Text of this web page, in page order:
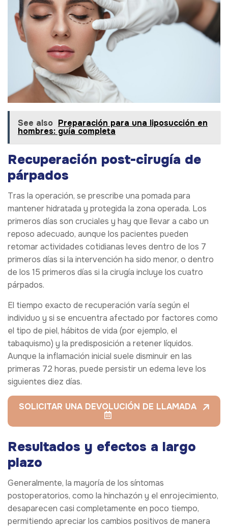
See also Preparación para una liposucción en
hombres: guía completa
Recuperación post-cirugía de
párpados
Tras la operación, se prescribe una pomada para
mantener hidratada y protegida la zona operada. Los
primeros días son cruciales y hay que llevar a cabo un
reposo adecuado, aunque los pacientes pueden
retomar actividades cotidianas leves dentro de los 7
primeros días si la intervención ha sido menor, o dentro
de los 15 primeros días si la cirugía incluye los cuatro
párpados.
El tiempo exacto de recuperación varía según el
individuo y si se encuentra afectado por factores como
el tipo de piel, hábitos de vida (por ejemplo, el
tabaquismo) y la predisposición a retener líquidos.
Aunque la inflamación inicial suele disminuir en las
primeras 72 horas, puede persistir un edema leve los
siguientes diez días.
SOLICITAR UNA DEVOLUCIÓN DE LLAMADA
Resultados y efectos a largo
plazo
Generalmente, la mayoría de los síntomas
postoperatorios, como la hinchazón y el enrojecimiento,
desaparecen casi completamente en poco tiempo,
permitiendo apreciar los cambios positivos de manera